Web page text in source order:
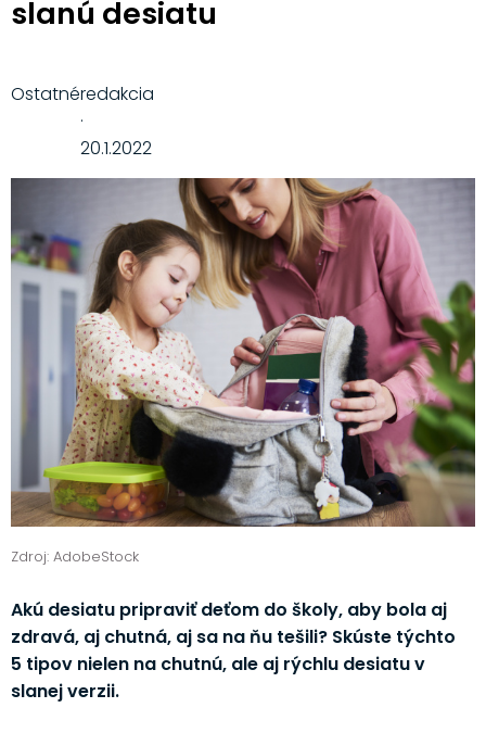
slanú desiatu
Zdroj: AdobeStock
Akú desiatu pripraviť deťom do školy, aby bola aj
zdravá, aj chutná, aj sa na ňu tešili? Skúste týchto
5 tipov nielen na chutnú, ale aj rýchlu desiatu v
slanej verzii.
Ostatnéredakcia
·
20.1.2022